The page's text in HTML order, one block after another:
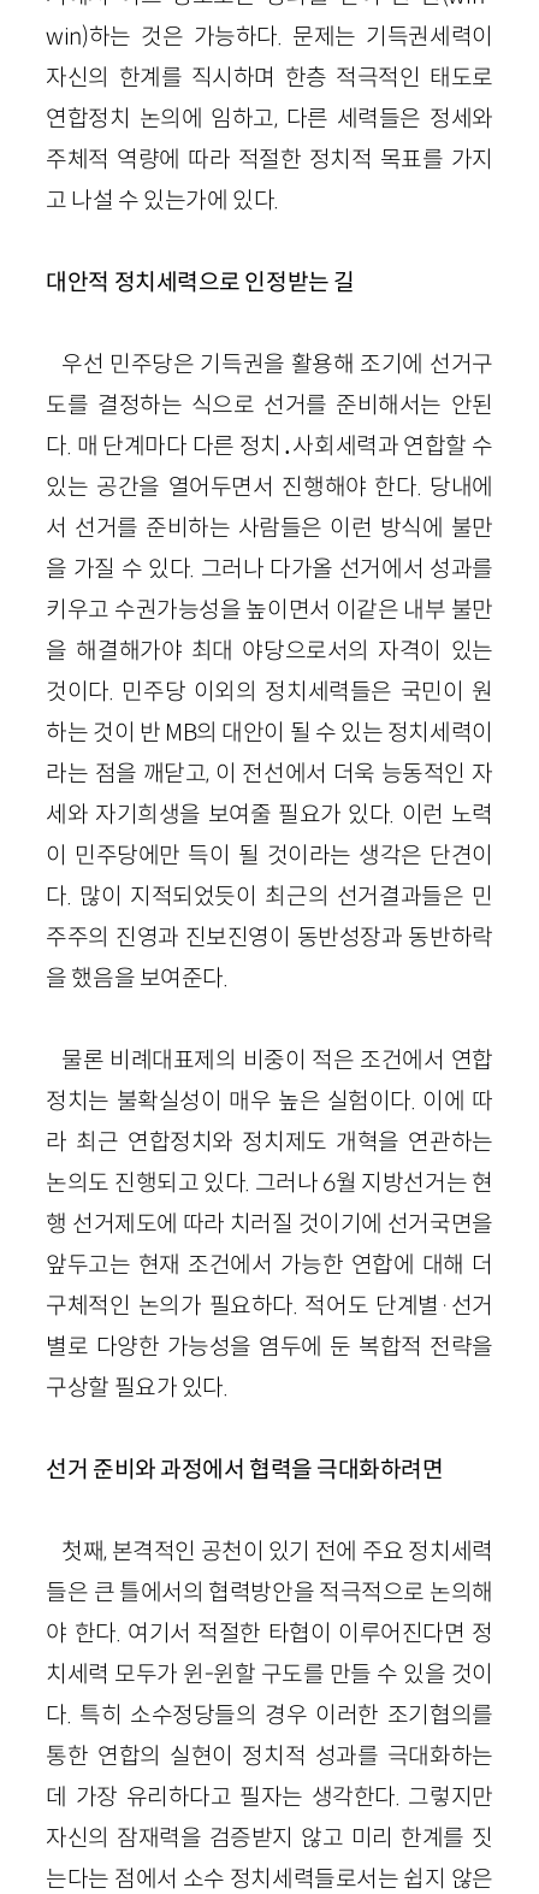
win)하는 것은 가능하다. 문제는 기득권세력이
자신의 한계를 직시하며 한층 적극적인 태도로
연합정치 논의에 임하고, 다른 세력들은 정세와
주체적 역량에 따라 적절한 정치적 목표를 가지
고 나설 수 있는가에 있다.
대안적 정치세력으로 인정받는 길
우선 민주당은 기득권을 활용해 조기에 선거구
도를 결정하는 식으로 선거를 준비해서는 안된
다. 매 단계마다 다른 정치․사회세력과 연합할 수
있는 공간을 열어두면서 진행해야 한다. 당내에
서 선거를 준비하는 사람들은 이런 방식에 불만
을 가질 수 있다. 그러나 다가올 선거에서 성과를
키우고 수권가능성을 높이면서 이같은 내부 불만
을 해결해가야 최대 야당으로서의 자격이 있는
것이다. 민주당 이외의 정치세력들은 국민이 원
하는 것이 반 MB의 대안이 될 수 있는 정치세력이
라는 점을 깨닫고, 이 전선에서 더욱 능동적인 자
세와 자기희생을 보여줄 필요가 있다. 이런 노력
이 민주당에만 득이 될 것이라는 생각은 단견이
다. 많이 지적되었듯이 최근의 선거결과들은 민
주주의 진영과 진보진영이 동반성장과 동반하락
을 했음을 보여준다.
물론 비례대표제의 비중이 적은 조건에서 연합
정치는 불확실성이 매우 높은 실험이다. 이에 따
라 최근 연합정치와 정치제도 개혁을 연관하는
논의도 진행되고 있다. 그러나 6월 지방선거는 현
행 선거제도에 따라 치러질 것이기에 선거국면을
앞두고는 현재 조건에서 가능한 연합에 대해 더
구체적인 논의가 필요하다. 적어도 단계별·선거
별로 다양한 가능성을 염두에 둔 복합적 전략을
구상할 필요가 있다.
선거 준비와 과정에서 협력을 극대화하려면
첫째, 본격적인 공천이 있기 전에 주요 정치세력
들은 큰 틀에서의 협력방안을 적극적으로 논의해
야 한다. 여기서 적절한 타협이 이루어진다면 정
치세력 모두가 윈-윈할 구도를 만들 수 있을 것이
다. 특히 소수정당들의 경우 이러한 조기협의를
통한 연합의 실현이 정치적 성과를 극대화하는
데 가장 유리하다고 필자는 생각한다. 그렇지만
자신의 잠재력을 검증받지 않고 미리 한계를 짓
는다는 점에서 소수 정치세력들로서는 쉽지 않은